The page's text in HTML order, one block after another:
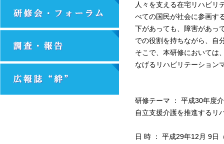
人々を支える在宅リハビリ
べての国民が社会に参画す
下があっても、障害があっ
での役割を持ちながら、自
そこで、本研修においては
なげるリハビリテーション
研修テーマ ： 平成30年度
自立支援介護を推進するリ
日 時 ： 平成29年12月 9日